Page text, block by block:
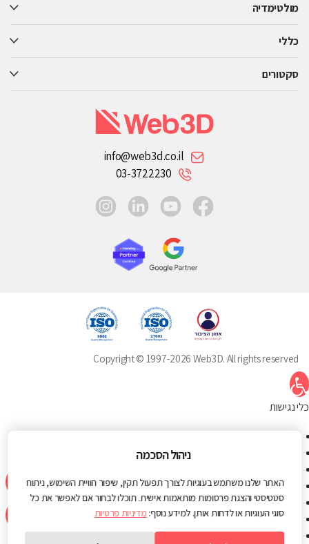
מולטימדיה
כללי
סקטורים
info@web3d.co.il
03-3722230
facebook
youtube
linkedin
Copyright © 1997-2026 Web3D. All rights reserved
פתח סרגל נגישות
כלי נגישות
ניגודיות גבוהה
ניגודיות הפוכה
רקע בהיר
הדגשת קישורים
ניהול הסכמה
האתר שלנו משתמש בעוגיות לצורך תפעול תקין, שיפור חוויית השימוש, ניתוח
סטטיסטי והצגת פרסומות מותאמות אישית. תוכלו לבחור אם לאפשר את כל
סוגי העוגיות או לדחות אותן. למידע נוסף:מדיניות פרטיות